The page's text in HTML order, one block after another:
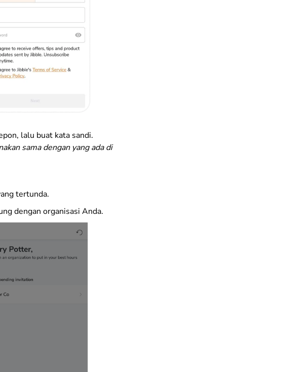
lalu buat kata sandi.
sama dengan yang ada di
tertunda.
dengan organisasi Anda.